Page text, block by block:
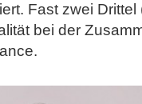
Fast zwei
bei der